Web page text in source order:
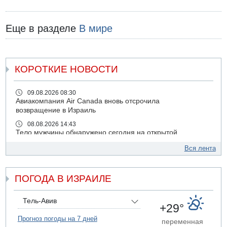
Еще в разделе В мире
КОРОТКИЕ НОВОСТИ
09.08.2026 08:30
Авиакомпания Air Canada вновь отсрочила
возвращение в Израиль
08.08.2026 14:43
Тело мужчины обнаружено сегодня на открытой
08.08.2026 11:02
07.08.2026 20:41
Ynet: "Хизбалла" запустила БПЛА со взрывчаткой по
Вся лента
ПОГОДА В ИЗРАИЛЕ
Тель-Авив
Прогноз погоды на 7 дней
+29°
переменная